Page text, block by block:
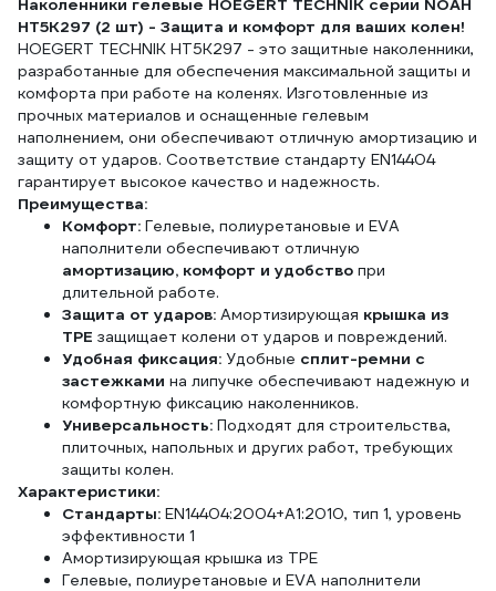
Наколенники гелевые HOEGERT TECHNIK серии NOAH
HT5K297 (2 шт) - Защита и комфорт для ваших колен!
HOEGERT TECHNIK HT5K297 - это защитные наколенники,
разработанные для обеспечения максимальной защиты и
комфорта при работе на коленях. Изготовленные из
прочных материалов и оснащенные гелевым
наполнением, они обеспечивают отличную амортизацию и
защиту от ударов. Соответствие стандарту EN14404
гарантирует высокое качество и надежность.
Преимущества:
Комфорт: Гелевые, полиуретановые и EVA
наполнители обеспечивают отличную
амортизацию, комфорт и удобство при
длительной работе.
Защита от ударов: Амортизирующая крышка из
TPE защищает колени от ударов и повреждений.
Удобная фиксация: Удобные сплит-ремни с
застежками на липучке обеспечивают надежную и
комфортную фиксацию наколенников.
Универсальность: Подходят для строительства,
плиточных, напольных и других работ, требующих
защиты колен.
Характеристики:
Стандарты: EN14404:2004+A1:2010, тип 1, уровень
эффективности 1
Амортизирующая крышка из TPE
Гелевые, полиуретановые и EVA наполнители